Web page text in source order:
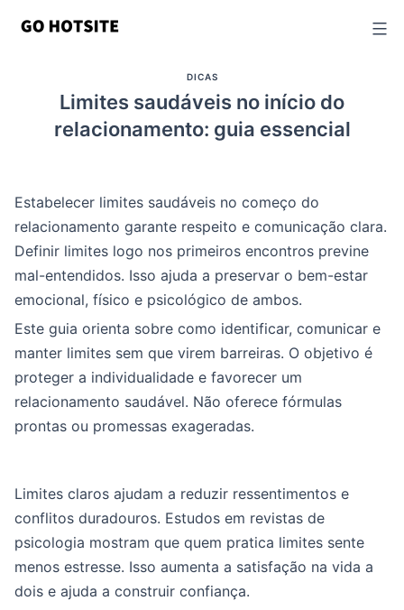
conteúdo
DICAS
Limites saudáveis no início do
relacionamento: guia essencial
Estabelecer limites saudáveis no começo do
relacionamento garante respeito e comunicação clara.
Definir limites logo nos primeiros encontros previne
mal-entendidos. Isso ajuda a preservar o bem-estar
emocional, físico e psicológico de ambos.
Este guia orienta sobre como identificar, comunicar e
manter limites sem que virem barreiras. O objetivo é
proteger a individualidade e favorecer um
relacionamento saudável. Não oferece fórmulas
prontas ou promessas exageradas.
Limites claros ajudam a reduzir ressentimentos e
conflitos duradouros. Estudos em revistas de
psicologia mostram que quem pratica limites sente
menos estresse. Isso aumenta a satisfação na vida a
dois e ajuda a construir confiança.